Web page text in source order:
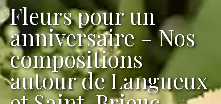
Fleurs pour un
anniversaire – Nos
compositions
autour de Langueux